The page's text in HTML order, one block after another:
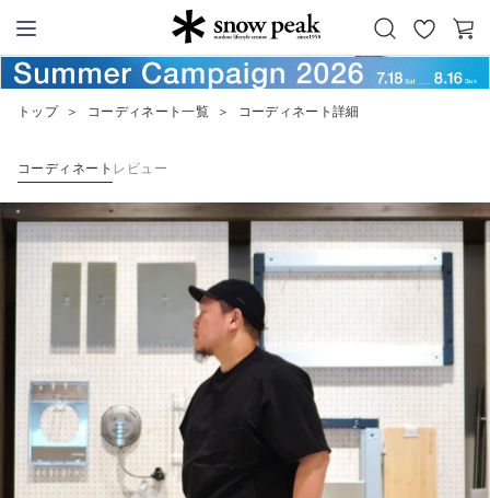
Snow Peak
お
気
カ
ー
トップ ＞ コーディネート一覧 ＞ コーディネート詳細
コーディネート レビュー